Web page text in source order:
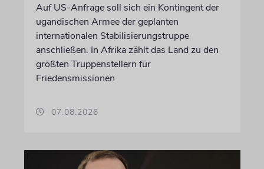
Auf US-Anfrage soll sich ein Kontingent der
ugandischen Armee der geplanten
internationalen Stabilisierungstruppe
anschließen. In Afrika zählt das Land zu den
größten Truppenstellern für
Friedensmissionen
07.08.2026